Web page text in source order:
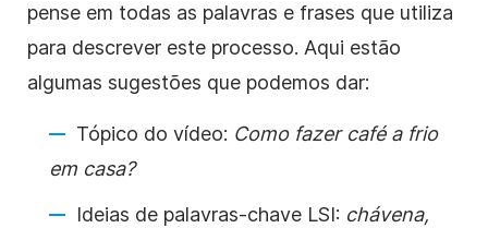
pense em todas as palavras e frases que utiliza
para descrever este processo. Aqui estão
algumas sugestões que podemos dar:
Tópico do vídeo: Como fazer café a frio
em casa?
Ideias de palavras-chave LSI: chávena,